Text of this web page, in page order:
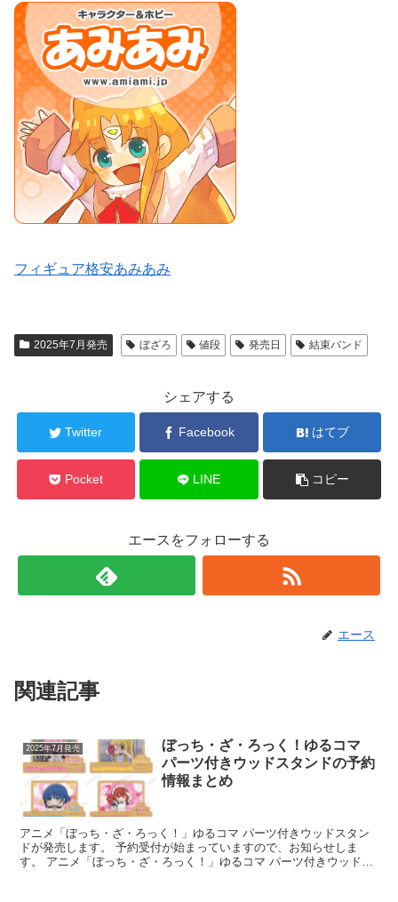
フィギュア格安あみあみ
2025年7月発売 ぼざろ 値段 発売日 結束バンド
シェアする
Twitter Facebook はてブ
Pocket LINE コピー
エースをフォローする
エース
関連記事
2025年7月発売
ぼっち・ざ・ろっく！ゆるコマ
パーツ付きウッドスタンドの予約
情報まとめ
アニメ「ぼっち・ざ・ろっく！」ゆるコマ パーツ付きウッドスタン
ドが発売します。 予約受付が始まっていますので、お知らせしま
す。 アニメ「ぼっち・ざ・ろっく！」ゆるコマ パーツ付きウッドス